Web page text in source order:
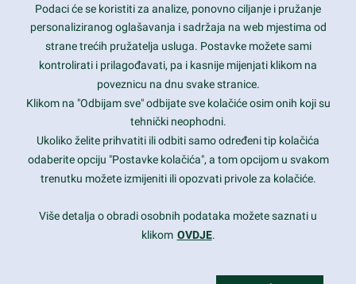
Contact Info
1600 Amphitheatre Parkway, Mountain View, CA 94043
prothemes.net@gmail.com
Daily: 9:00 am - 6:00 pm
Sunday: Closed
Copyright 2017FRESHFACE© All Rights Reserved
Podaci će se koristiti za analize, ponovno ciljanje i pružanje
personaliziranog oglašavanja i sadržaja na web mjestima od
strane trećih pružatelja usluga. Postavke možete sami
kontrolirati i prilagođavati, pa i kasnije mijenjati klikom na
poveznicu na dnu svake stranice.
Klikom na "Odbijam sve" odbijate sve kolačiće osim onih koji su
tehnički neophodni.
Ukoliko želite prihvatiti ili odbiti samo određeni tip kolačića
odaberite opciju "Postavke kolačića", a tom opcijom u svakom
trenutku možete izmijeniti ili opozvati privole za kolačiće.
Više detalja o obradi osobnih podataka možete saznati u
klikom OVDJE.